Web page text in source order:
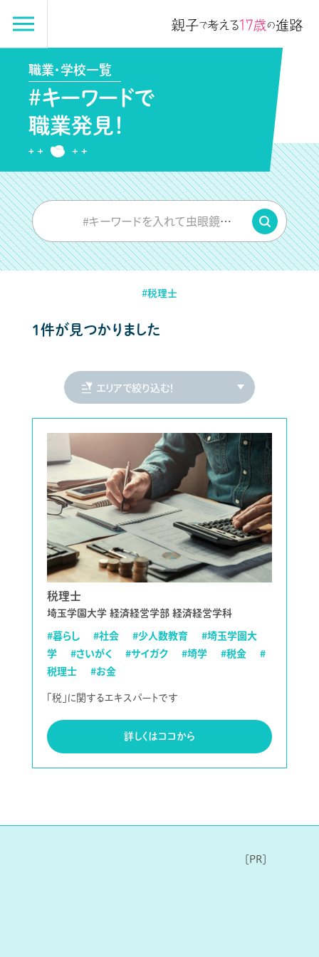
職業・学校一覧
#キーワードで
職業発見！
#キーワードを入れて虫眼鏡をPUSH
#税理士
1件が見つかりました
税理士
埼玉学園大学 経済経営学部 経済経営学科
#暮らし #社会 #少人数教育
#埼玉学園大
学
#さいがく #サイガク #埼学 #税金
#
税理士
#お金
「税」に関するエキスパートです
詳しくはココから